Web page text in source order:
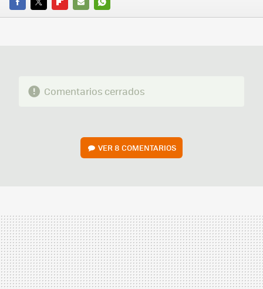
FACEBOOK
TWITTERFLIPBOARD
E-
WHATSAPP
Comentarios cerrados
VER8 COMENTARIOS